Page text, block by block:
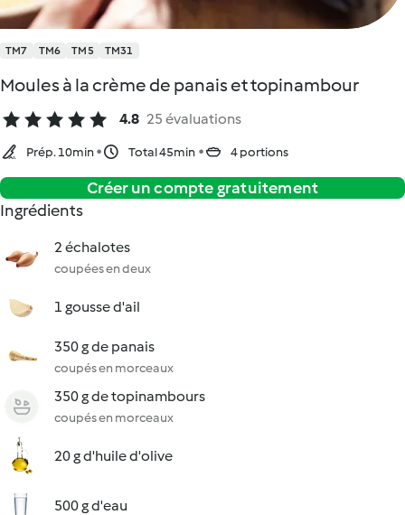
TM7 TM6 TM5 TM31
Moules à la crème de panais et topinambour
4.8 25 évaluations
Prép. 10min Total 45min 4 portions
Créer un compte gratuitement
Ingrédients
2 échalotes
coupées en deux
1 gousse d'ail
350 g de panais
coupés en morceaux
350 g de topinambours
coupés en morceaux
20 g d'huile d'olive
500 g d'eau